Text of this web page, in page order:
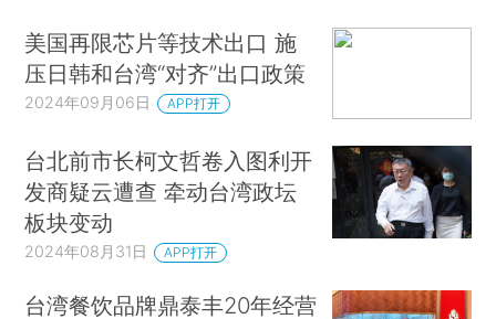
美国再限芯片等技术出口 施
压日韩和台湾“对齐”出口政策
2024年09月06日 APP打开
台北前市长柯文哲卷入图利开
发商疑云遭查 牵动台湾政坛
板块变动
2024年08月31日 APP打开
台湾餐饮品牌鼎泰丰20年经营